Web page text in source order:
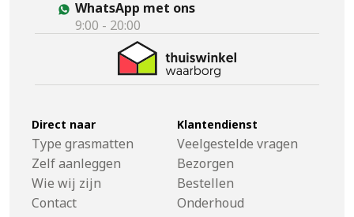
WhatsApp met ons
9:00 - 20:00
Direct naar
Type grasmatten
Zelf aanleggen
Wie wij zijn
Contact
Klantendienst
Veelgestelde vragen
Bezorgen
Bestellen
Onderhoud